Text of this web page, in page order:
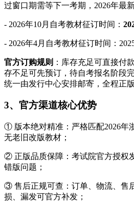
过窗口期需等下一考期，2026年最
- 2026年10月自考教材征订时间：
- 2026年4月自考教材征订时间：
官方订购规则 ：库存充足可直接付
存不足可先预订，待自考报名阶段
统一由发行中心安排邮寄，全程正
3、官方渠道核心优势
① 版本绝对精准：严格匹配2026年
无老旧改版教材；
② 正版品质保障：考试院官方授权
错版问题；
③ 售后正规可查：订单、物流、售
损、漏发可官方补发；